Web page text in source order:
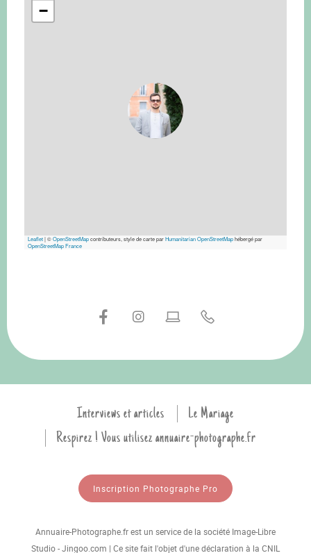
−
Leaflet|©OpenStreetMapcontributeurs, style de carte parHumanitarian OpenStreetMaphébergé par
OpenStreetMap France
Interviews et articles
Le Mariage
Respirez ! Vous utilisez annuaire-photographe.fr
Inscription Photographe Pro
Annuaire-Photographe.fr est un service de la société Image-Libre
Studio - Jingoo.com | Ce site fait l'objet d'une déclaration à la CNIL